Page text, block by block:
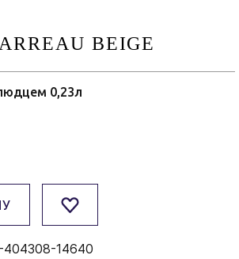
BEIGE
0,23л
14640